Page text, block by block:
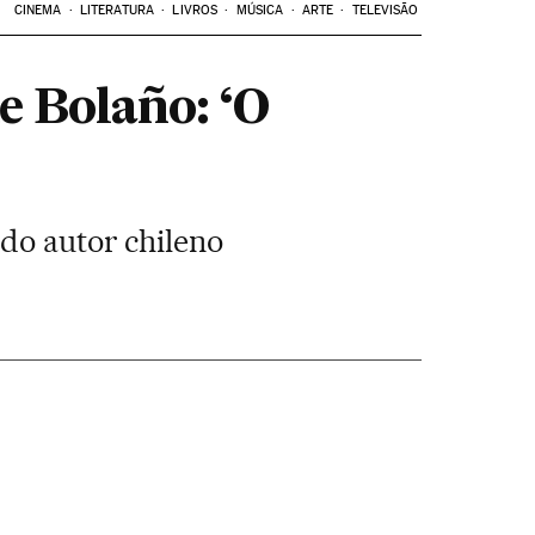
CINEMA LITERATURA LIVROS MÚSICA ARTE TELEVISÃO
Bolaño: ‘O
autor chileno